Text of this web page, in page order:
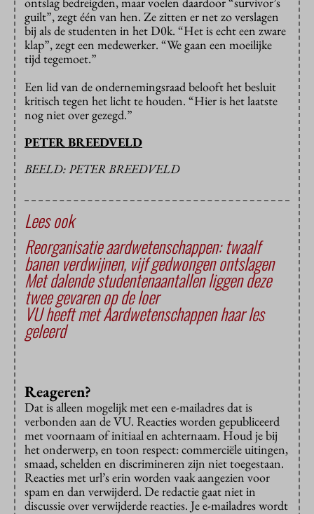
guilt”, zegt één van hen. Ze zitten er net zo verslagen
bij als de studenten in het D0k. “Het is echt een zware
klap”, zegt een medewerker. “We gaan een moeilijke
tijd tegemoet.”
Een lid van de ondernemingsraad belooft het besluit
kritisch tegen het licht te houden. “Hier is het laatste
nog niet over gezegd.”
PETER BREEDVELD
BEELD: PETER BREEDVELD
Lees ook
Reorganisatie aardwetenschappen: twaalf
banen verdwijnen, vijf gedwongen ontslagen
Met dalende studentenaantallen liggen deze
twee gevaren op de loer
VU heeft met Aard­weten­schap­pen haar les
geleerd
Reageren?
Dat is alleen mogelijk met een e-mailadres dat is
verbonden aan de VU. Reacties worden gepubliceerd
met voornaam of initiaal en achternaam. Houd je bij
het onderwerp, en toon respect: commerciële uitingen,
smaad, schelden en discrimineren zijn niet toegestaan.
Reacties met url’s erin worden vaak aangezien voor
spam en dan verwijderd. De redactie gaat niet in
discussie over verwijderde reacties. Je e-mailadres wordt